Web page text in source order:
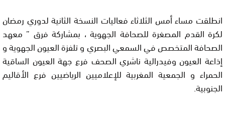
انطلقت مساء أمس الثلاثاء فعاليات النسخة الثانية لدوري رمضان
لكرة القدم المصغرة للصحافة الجهوية ، بمشاركة فرق ” معهد
الصحافة المتخصص في السمعي البصري و تلفزة العيون الجهوية و
إذاعة العيون وفيدرالية ناشري الصحف فرع جهة العيون الساقية
الحمراء و الجمعية المغربية للإعلاميين الرياضيين فرع الأقاليم
الجنوبية.